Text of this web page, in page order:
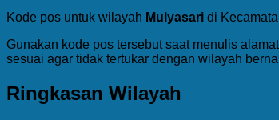
Kode pos untuk wilayah Mulyasari di
Gunakan kode pos tersebut saat menulis
sesuai agar tidak tertukar dengan wilayah
Ringkasan Wilayah